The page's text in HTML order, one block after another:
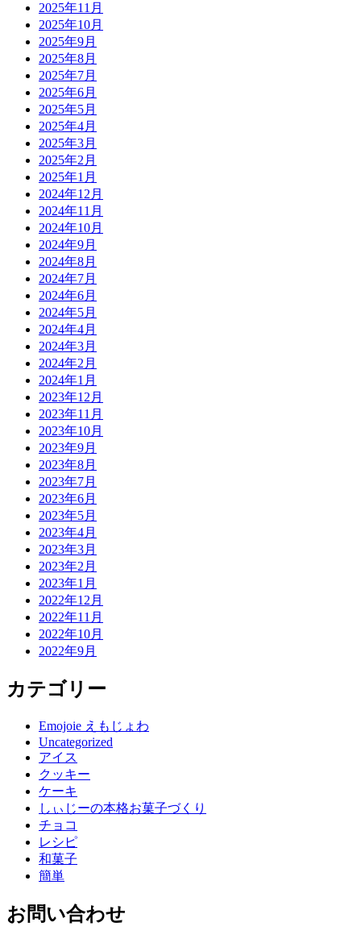
2025年11月
2025年10月
2025年9月
2025年8月
2025年7月
2025年6月
2025年5月
2025年4月
2025年3月
2025年2月
2025年1月
2024年12月
2024年11月
2024年10月
2024年9月
2024年8月
2024年7月
2024年6月
2024年5月
2024年4月
2024年3月
2024年2月
2024年1月
2023年12月
2023年11月
2023年10月
2023年9月
2023年8月
2023年7月
2023年6月
2023年5月
2023年4月
2023年3月
2023年2月
2023年1月
2022年12月
2022年11月
2022年10月
2022年9月
カテゴリー
Emojoie えもじょわ
Uncategorized
アイス
クッキー
ケーキ
しぃじーの本格お菓子づくり
チョコ
レシピ
和菓子
簡単
お問い合わせ